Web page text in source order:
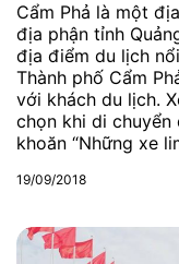
Cẩm Phả là một
địa phận tỉnh
địa điểm du lịch
Thành phố Cẩm
với khách du lịch.
chọn khi di chuyển
khoăn “Những xe
19/09/2018